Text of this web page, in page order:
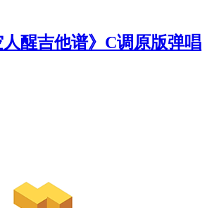
醒吉他谱》C调原版弹唱